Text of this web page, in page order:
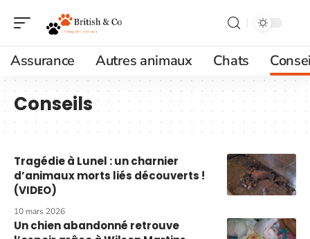
Assurance Autres animaux Chats
Conseils
Tragédie à Lunel : un charnier
d’animaux morts liés découverts !
(VIDEO)
10 mars 2026
Un chien abandonné retrouve